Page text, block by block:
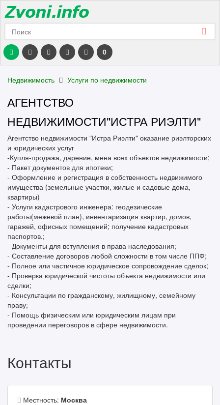
0
Недвижимость Услуги по недвижимости
АГЕНТСТВО
НЕДВИЖИМОСТИ"ИСТРА РИЭЛТИ"
Агентство недвижимости "Истра Риэлти" оказание риэлторских
и юридических услуг
-Купля-продажа, дарение, мена всех объектов недвижимости;
- Пакет документов для ипотеки;
- Оформление и регистрация в собственность недвижимого
имущества (земельные участки, жилые и садовые дома,
квартиры)
- Услуги кадастрового инженера: геодезические
работы(межевой план), инвентаризация квартир, домов,
гаражей, офисных помещений; получение кадастровых
паспортов.;
- Документы для вступления в права наследования;
- Составление договоров любой сложности в том числе ППФ;
- Полное или частичное юридическое сопровождение сделок;
- Проверка юридической чистоты объекта недвижимости или
сделки;
- Консультации по гражданскому, жилищному, семейному
праву;
- Помощь физическим или юридическим лицам при
проведении переговоров в сфере недвижимости.
Контакты
Местность: Москва